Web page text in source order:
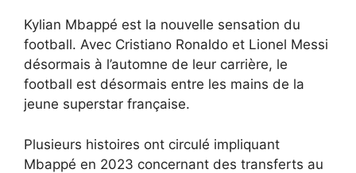
Kylian Mbappé est la nouvelle sensation du
football. Avec Cristiano Ronaldo et Lionel Messi
désormais à l’automne de leur carrière, le
football est désormais entre les mains de la
jeune superstar française.
Plusieurs histoires ont circulé impliquant
Mbappé en 2023 concernant des transferts au